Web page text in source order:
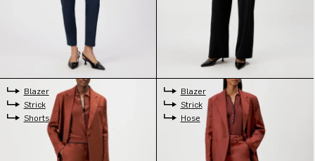
Blazer
Strick
Shorts
Blazer
Strick
Hose